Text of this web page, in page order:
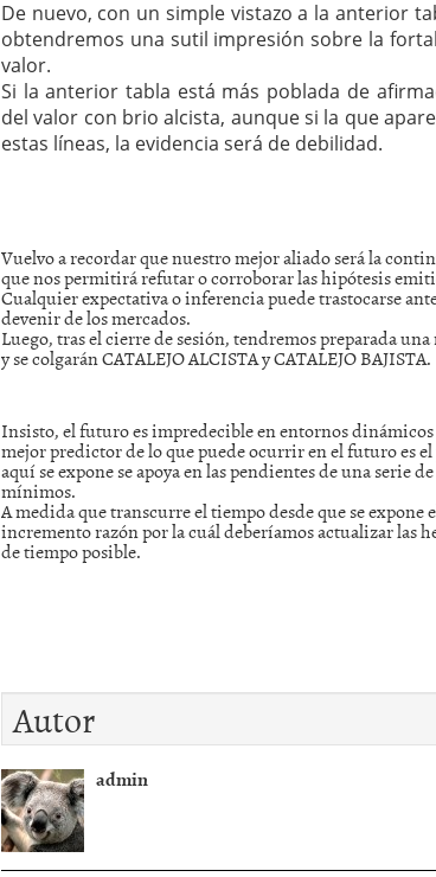
De nuevo, con un simple vistazo a la anterior
obtendremos una sutil impresión sobre la
valor.
Si la anterior tabla está más poblada de
del valor con brio alcista, aunque si la que
estas líneas, la evidencia será de debilidad.
Vuelvo a recordar que nuestro mejor aliado será la
que nos permitirá refutar o corroborar las hipótesis
Cualquier expectativa o inferencia puede trastocarse
devenir de los mercados.
Luego, tras el cierre de sesión, tendremos preparada
y se colgarán CATALEJO ALCISTA y CATALEJO BAJISTA.
Insisto, el futuro es impredecible en entornos
mejor predictor de lo que puede ocurrir en el futuro es
aquí se expone se apoya en las pendientes de una serie
mínimos.
A medida que transcurre el tiempo desde que se
incremento razón por la cuál deberíamos actualizar las
de tiempo posible.
Autor
admin